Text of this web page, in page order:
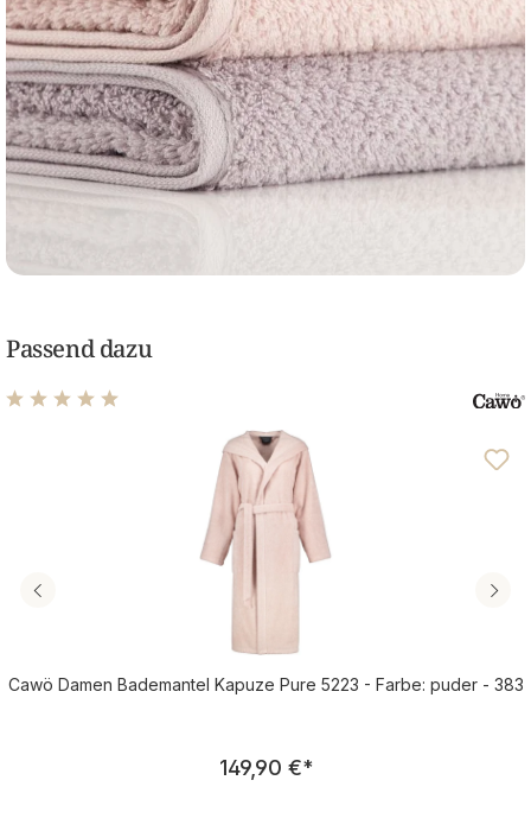
Passend dazu
Durchschnittliche Bewertung von 4.88 von 5 Sternen
Cawö Damen Bademantel Kapuze Pure 5223 - Farbe: puder - 383
Regulärer Preis:
149,90 €*